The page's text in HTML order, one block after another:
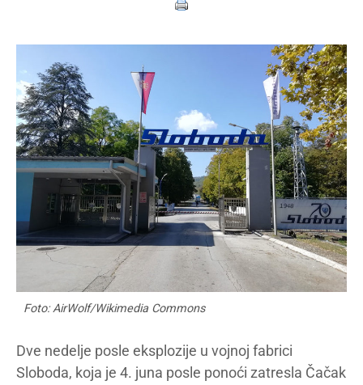
Foto: AirWolf/Wikimedia Commons
Dve nedelje posle eksplozije u vojnoj fabrici
Sloboda, koja je 4. juna posle ponoći zatresla Čačak